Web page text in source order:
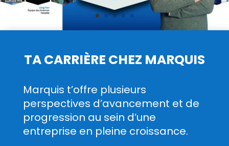
TA CARRIÈRE CHEZ MARQUIS
Marquis t’offre plusieurs
perspectives d’avancement et de
progression au sein d’une
entreprise en pleine croissance.